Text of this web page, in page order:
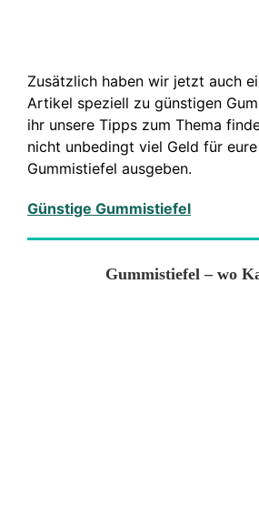
Zusätzlich haben wir jetzt auch
Artikel speziell zu günstigen
ihr unsere Tipps zum Thema
nicht unbedingt viel Geld für
Gummistiefel ausgeben.
Günstige Gummistiefel
Gummistiefel – wo